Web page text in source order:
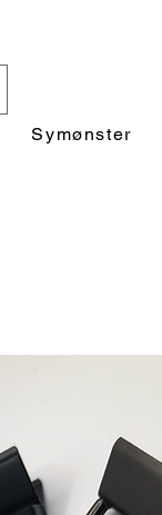
Symønster